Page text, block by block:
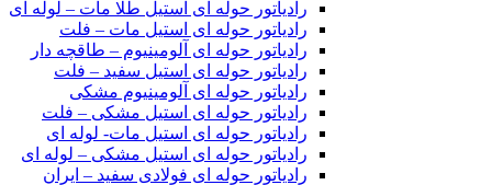
رادیاتور حوله ای استیل طلا مات – لوله ای
رادیاتور حوله ای استیل مات – فلت
رادیاتور حوله ای آلومینیوم – طاقچه دار
رادیاتور حوله ای استیل سفید – فلت
رادیاتور حوله ای آلومینیوم مشکی
رادیاتور حوله ای استیل مشکی – فلت
رادیاتور حوله ای استیل مات- لوله ای
رادیاتور حوله ای استیل مشکی – لوله ای
رادیاتور حوله ای فولادی سفید – ایران